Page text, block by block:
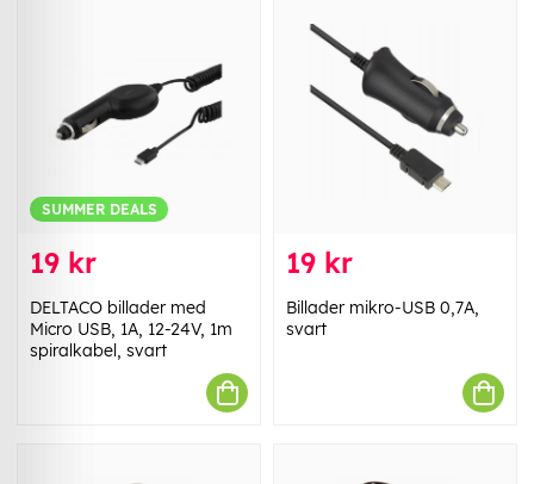
SUMMER DEALS
19 kr
DELTACO billader med
Micro USB, 1A, 12-24V, 1m
spiralkabel, svart
19 kr
Billader mikro-USB 0,7A,
svart